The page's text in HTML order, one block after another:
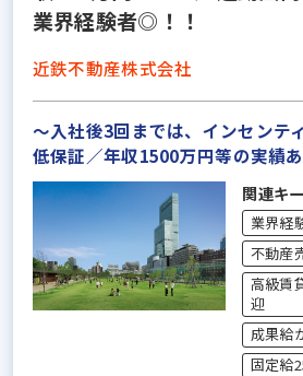
業界経験者◎！！
近鉄不動産株式会社
～入社後3回までは、インセンテ
低保証／年収1500万円等の実績
関連キ
業界経
不動産
高級賃
迎
成果給
固定給